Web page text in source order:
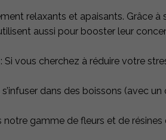
relaxants et apaisants. Grâce
aussi pour booster leur
: Si vous cherchez à réduire votre
dans des boissons (avec
gamme de fleurs et de résines